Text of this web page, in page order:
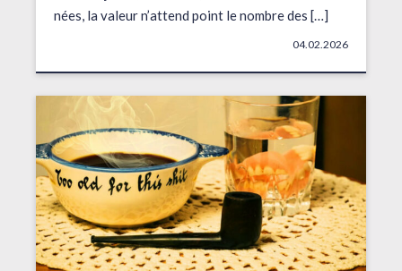
nées, la valeur n’attend point le nombre des […]
04.02.2026